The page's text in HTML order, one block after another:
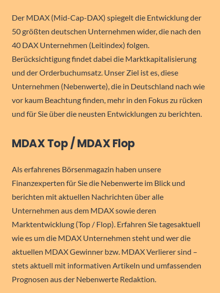
Der MDAX (Mid-Cap-DAX) spiegelt die Entwicklung der
50 größten deutschen Unternehmen wider, die nach den
40 DAX Unternehmen (Leitindex) folgen.
Berücksichtigung findet dabei die Marktkapitalisierung
und der Orderbuchumsatz. Unser Ziel ist es, diese
Unternehmen (Nebenwerte), die in Deutschland nach wie
vor kaum Beachtung finden, mehr in den Fokus zu rücken
und für Sie über die neusten Entwicklungen zu berichten.
MDAX Top / MDAX Flop
Als erfahrenes Börsenmagazin haben unsere
Finanzexperten für Sie die Nebenwerte im Blick und
berichten mit aktuellen Nachrichten über alle
Unternehmen aus dem MDAX sowie deren
Marktentwicklung (Top / Flop). Erfahren Sie tagesaktuell
wie es um die MDAX Unternehmen steht und wer die
aktuellen MDAX Gewinner bzw. MDAX Verlierer sind –
stets aktuell mit informativen Artikeln und umfassenden
Prognosen aus der Nebenwerte Redaktion.